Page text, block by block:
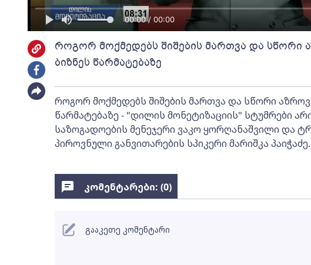
00:00 / 00:00
როგორ მოქმედებს შიშების მართვა და სწორი
ბიზნეს წარმატებაზე
როგორ მოქმედებს შიშების მართვა და სწორი
წარმატებაზე - "დილის მონეტიზაციის" სტუმრები
საზოგადოების მენეჯერი ვაკო ყორღანაშვილი და
პიროვნული განვითარების სპიკერი მარიშკა პაიჭაძე.
კომენტარები: (0)
გააკეთე კომენტარი